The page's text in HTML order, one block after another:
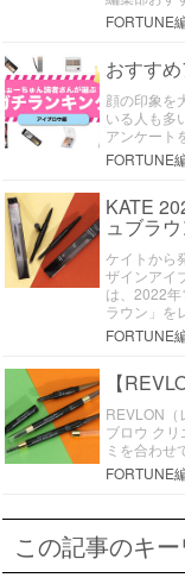
FORTUNE
おすす
顔の印象を
いる人も多
アンケート
FORTUNE
KATE
ュブラ
ケイトから
ザインアイ
は、2022
ラウン」を
FORTUNE
【
REVLON（
ブロウ ク
ミを合わせ
FORTUNE
この記事のキ